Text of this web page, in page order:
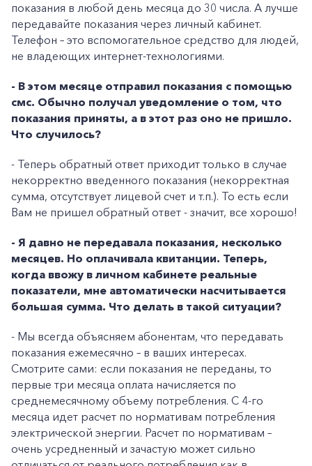
показания в любой день месяца до 30 числа. А лучше
передавайте показания через личный кабинет.
Телефон – это вспомогательное средство для людей,
не владеющих интернет-технологиями.
- В этом месяце отправил показания с помощью
смс. Обычно получал уведомление о том, что
показания приняты, а в этот раз оно не пришло.
Что случилось?
- Теперь обратный ответ приходит только в случае
некорректно введенного показания (некорректная
сумма, отсутствует лицевой счет и т.п.). То есть если
Вам не пришел обратный ответ - значит, все хорошо!
- Я давно не передавала показания, несколько
месяцев. Но оплачивала квитанции. Теперь,
когда ввожу в личном кабинете реальные
показатели, мне автоматически насчитывается
большая сумма. Что делать в такой ситуации?
- Мы всегда объясняем абонентам, что передавать
показания ежемесячно – в ваших интересах.
Смотрите сами: если показания не переданы, то
первые три месяца оплата начисляется по
среднемесячному объему потребления. С 4-го
месяца идет расчет по нормативам потребления
электрической энергии. Расчет по нормативам –
очень усредненный и зачастую может сильно